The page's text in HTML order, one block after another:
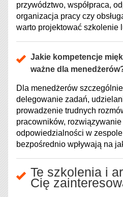
przywództwo, współpraca,
organizacja pracy czy
warto projektować szkolenie
Jakie kompetencje
ważne dla
Dla menedżerów
delegowanie zadań,
prowadzenie trudnych
pracowników,
odpowiedzialności w
bezpośrednio wpływają na
Te szkolenia i
Cię